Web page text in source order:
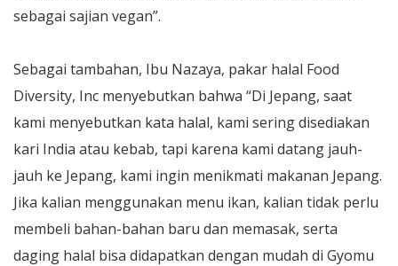
sebagai sajian vegan”.
Sebagai tambahan, Ibu Nazaya, pakar halal Food
Diversity, Inc menyebutkan bahwa “Di Jepang, saat
kami menyebutkan kata halal, kami sering disediakan
kari India atau kebab, tapi karena kami datang jauh-
jauh ke Jepang, kami ingin menikmati makanan Jepang.
Jika kalian menggunakan menu ikan, kalian tidak perlu
membeli bahan-bahan baru dan memasak, serta
daging halal bisa didapatkan dengan mudah di Gyomu